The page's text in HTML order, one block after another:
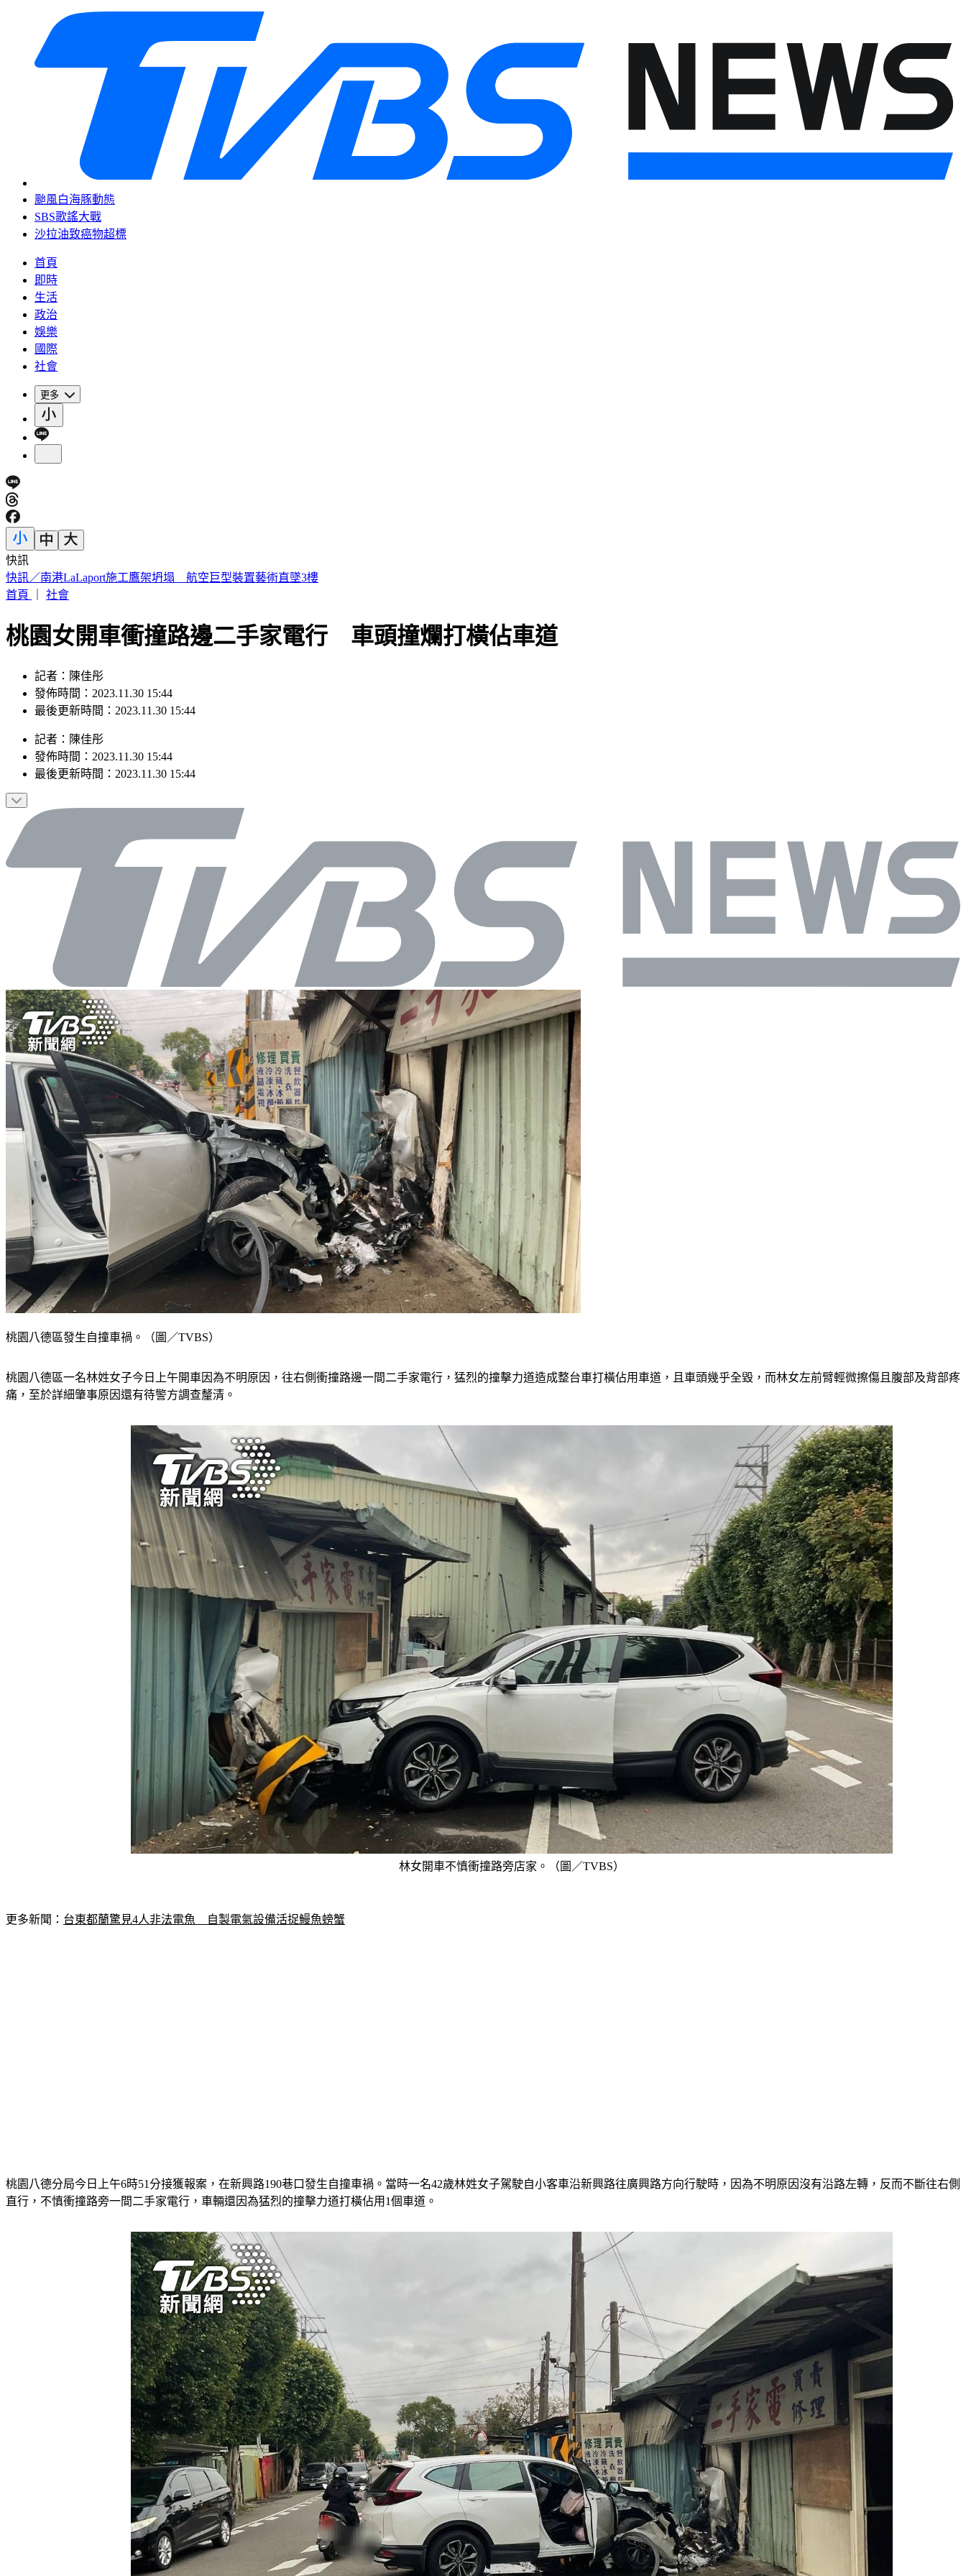
颱風白海豚動態
SBS歌謠大戰
沙拉油致癌物超標
首頁
即時
生活
政治
娛樂
國際
社會
更多
快訊
被選上國民法官該怎麼辦? 司法院廣告
首頁
社會
桃園女開車衝撞路邊二手家電行 車頭撞爛打橫佔車道
記者：陳佳彤
發佈時間：2023.11.30 15:44
最後更新時間：2023.11.30 15:44
記者 ： 陳佳彤
發佈時間： 2023.11.30 15:44
最後更新時間： 2023.11.30 15:44
桃園八德區發生自撞車禍。（圖／TVBS）
桃園八德區一名林姓女子今日上午開車因為不明原因，往右側衝撞路邊一間二手家電行，猛烈的撞擊力道造成整台車打橫佔用車道，且車頭幾乎全毀，而林女左前臂輕微擦傷且腹部及背部疼
痛，至於詳細肇事原因還有待警方調查釐清。
林女開車不慎衝撞路旁店家。（圖／TVBS）
更多新聞： 台東都蘭驚見4人非法電魚　自製電氣設備活捉鰻魚螃蟹
桃園八德分局今日上午6時51分接獲報案，在新興路190巷口發生自撞車禍。當時一名42歲林姓女子駕駛自小客車沿新興路往廣興路方向行駛時，因為不明原因沒有沿路左轉，反而不斷往右側
直行，不慎衝撞路旁一間二手家電行，車輛還因為猛烈的撞擊力道打橫佔用1個車道。